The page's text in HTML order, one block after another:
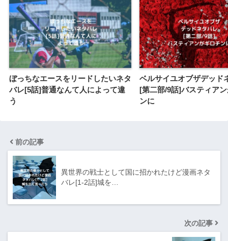
ぼっちなエースをリードしたいネタ
バレ[5話]普通なんて人によって違
う
ベルサイユオブザデッド
[第二部/9話]バスティア
ンに
前の記事
異世界の戦士として国に招かれたけど漫画ネタ
バレ[1-2話]城を…
次の記事